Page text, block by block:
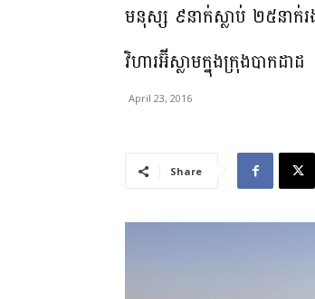
មនុស្ស ៩នាក់ស្លាប់ ២៥នាក់
វិហារអ៊ីស្លាមក្នុងក្រុងបាកដាដ
April 23, 2016
Share